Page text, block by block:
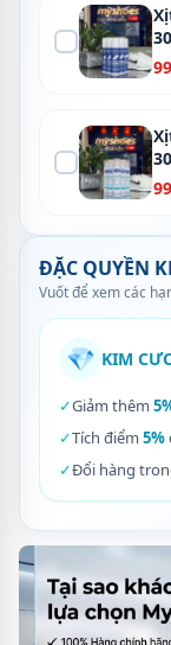
ĐẶC QUYỀN
Vuốt để xem các
💎 KIM
✓Giảm thêm
✓Tích điểm 5%
✓Đổi hàng